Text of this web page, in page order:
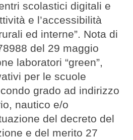
scolastici digitali e
e l’accessibilità
ed interne”. Nota di
del 29 maggio
laboratori “green”,
per le scuole
grado ad indirizzo
nautico e/o
del decreto del
e del merito 27